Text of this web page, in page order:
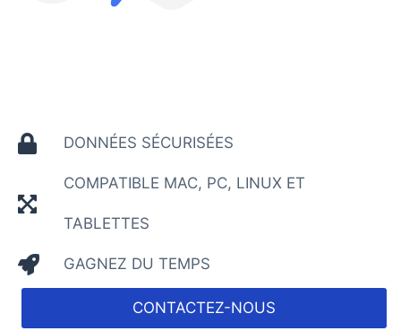
DONNÉES SÉCURISÉES
COMPATIBLE MAC, PC, LINUX ET
TABLETTES
GAGNEZ DU TEMPS
CONTACTEZ-NOUS